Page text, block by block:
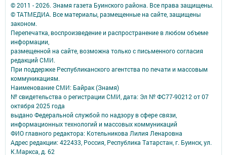
© 2011 - 2026. Знамя газета Буинского района. Все права защищены.
© ТАТМЕДИА. Все материалы, размещенные на сайте, защищены
законом.
Перепечатка, воспроизведение и распространение в любом объеме
информации,
размещенной на сайте, возможна только с письменного согласия
редакций СМИ.
При поддержке Республиканского агентства по печати и массовым
коммуникациям.
Наименование СМИ: Байрак (Знамя)
№ свидетельства о регистрации СМИ, дата: Эл № ФС77-90212 от 07
октября 2025 года
выдано Федеральной службой по надзору в сфере связи,
информационных технологий и массовых коммуникаций
ФИО главного редактора: Котельникова Лилия Ленаровна
Адрес редакции: 422433, Россия, Республика Татарстан, г. Буинск, ул.
К.Маркса, д. 62